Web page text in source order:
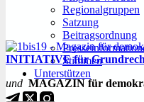
Regionalgruppen
Satzung
Beitragsordnung
Stimmen
Unterstützen
INITIATIVE für
und MAGAZIN für